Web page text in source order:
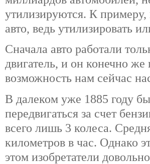
утилизируются. К примеру,
авто, ведь утилизировать
Сначала авто работали
двигатель, и он конечно
возможность нам сейчас
В далеком уже 1885 году
передвигаться за счет
всего лишь 3 колеса.
километров в час. Однако
этом изобретатели